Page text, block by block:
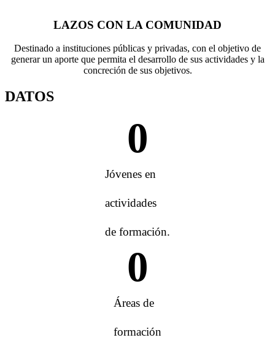
LAZOS CON LA COMUNIDAD
Destinado a instituciones públicas y privadas, con el objetivo de
generar un aporte que permita el desarrollo de sus actividades y la
concreción de sus objetivos.
DATOS
Jóvenes en
actividades
de formación.
0
Áreas de
formación
0